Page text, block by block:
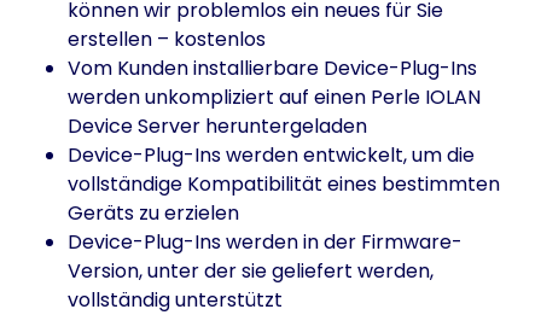
können wir problemlos ein neues für Sie
erstellen – kostenlos
Vom Kunden installierbare Device-Plug-Ins
werden unkompliziert auf einen Perle IOLAN
Device Server heruntergeladen
Device-Plug-Ins werden entwickelt, um die
vollständige Kompatibilität eines bestimmten
Geräts zu erzielen
Device-Plug-Ins werden in der Firmware-
Version, unter der sie geliefert werden,
vollständig unterstützt